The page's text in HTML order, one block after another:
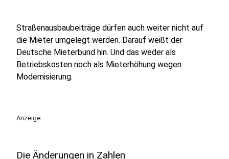
Straßenausbaubeiträge dürfen auch weiter nicht auf
die Mieter umgelegt werden. Darauf weißt der
Deutsche Mieterbund hin. Und das weder als
Betriebskosten noch als Mieterhöhung wegen
Modernisierung.
Anzeige
Die Änderungen in Zahlen